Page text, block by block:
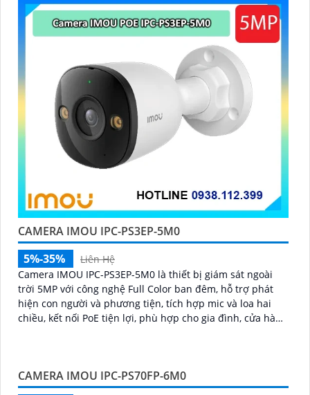
CAMERA IMOU IPC-PS3EP-5M0
5%-35%
Liên Hệ
Camera IMOU IPC-PS3EP-5M0 là thiết bị giám sát ngoài
trời 5MP với công nghệ Full Color ban đêm, hỗ trợ phát
hiện con người và phương tiện, tích hợp mic và loa hai
chiều, kết nối PoE tiện lợi, phù hợp cho gia đình, cửa hàng
CAMERA IMOU IPC-PS70FP-6M0